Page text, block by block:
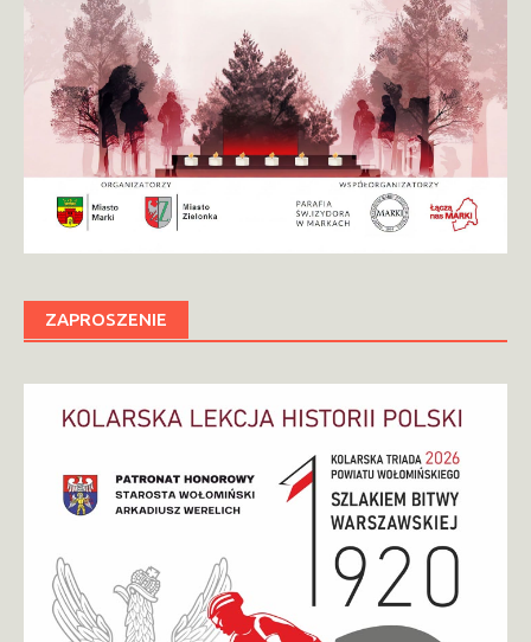
ZAPROSZENIE